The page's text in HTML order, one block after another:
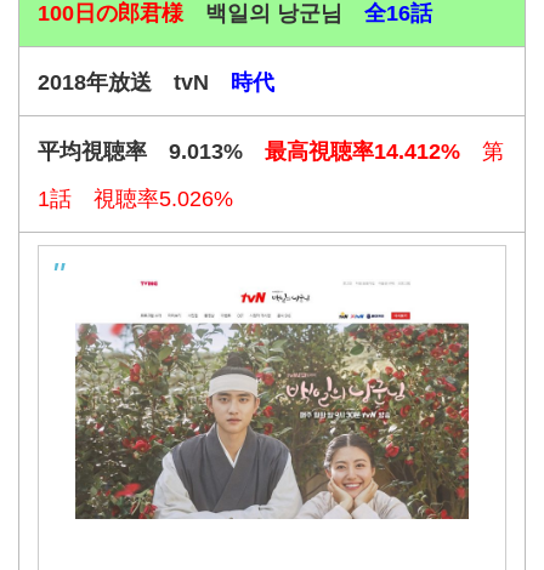
100日の郎君様 백일의 낭군님 全16話
2018年放送 tvN 時代
平均視聴率 9.013% 最高視聴率14.412% 第
1話 視聴率5.026%